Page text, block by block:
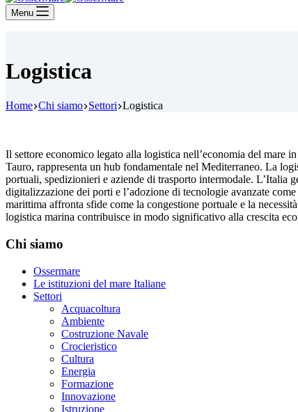
Menu
Logistica
Home Chi siamo Settori Logistica
Il settore economico legato alla logistica nell’economia del mare
Tauro, rappresenta un hub fondamentale nel Mediterraneo. La
portuali, spedizionieri e aziende di trasporto intermodale. L’Italia
digitalizzazione dei porti e l’adozione di tecnologie avanzate
marittima affronta sfide come la congestione portuale e la
logistica marina contribuisce in modo significativo alla crescita
Chi siamo
Ossermare
Le istituzioni del mare Italiane
Settori
Acquacoltura
Ambiente
Costruzione Navale
Crocieristico
Cultura
Energia
Formazione
Innovazione
Istruzione